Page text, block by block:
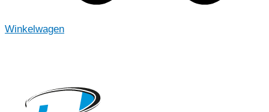
Winkelwagen